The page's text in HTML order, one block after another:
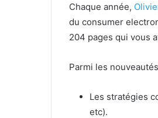
Chaque année,
du consumer
204 pages qui vous
Parmi les
Les stratégies
etc).